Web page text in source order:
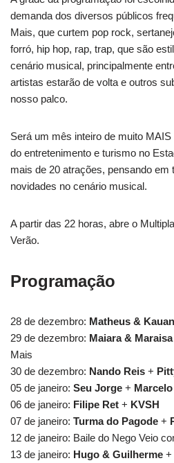
demanda dos diversos públicos
Mais, que curtem pop rock,
forró, hip hop, rap, trap, que são
cenário musical, principalmente
artistas estarão de volta e outros
nosso palco.
Será um mês inteiro de muito
do entretenimento e turismo no
mais de 20 atrações, pensando em
novidades no cenário musical.
A partir das 22 horas, abre o
Verão.
Programação
28 de dezembro: Matheus & Kauan
29 de dezembro: Maiara & Maraisa
Mais
30 de dezembro: Nando Reis +
05 de janeiro: Seu Jorge +
06 de janeiro: Filipe Ret + KVSH
07 de janeiro: Turma do Pagode +
12 de janeiro: Baile do Nego Veio
13 de janeiro: Hugo & Guilherme +